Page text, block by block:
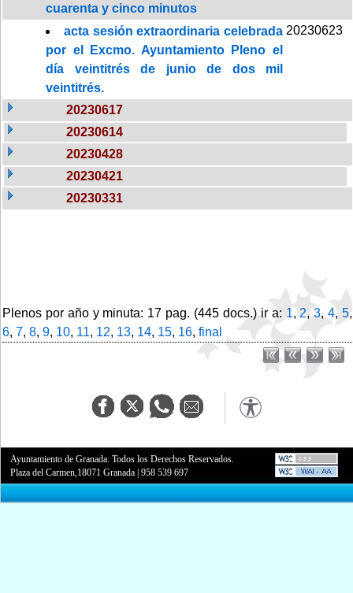
cuarenta y cinco minutos
acta sesión extraordinaria celebrada
por el Excmo. Ayuntamiento Pleno el
día veintitrés de junio de dos mil
veintitrés.
20230623
20230617
20230614
20230428
20230421
20230331
Plenos por año y minuta: 17 pag. (445 docs.) ir a: 1,2,3,4,5,
6, 7, 8, 9, 10, 11, 12, 13, 14, 15, 16, final
Ayuntamiento de Granada. Todos los Derechos Reservados.
Plaza del Carmen,18071 Granada |958 539 697